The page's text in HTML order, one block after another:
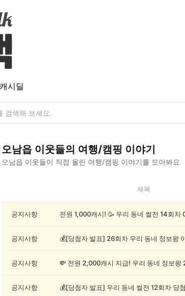
캐시딜
오남읍 이웃들의 여행/캠핑 이야기
오남읍 이웃들이 직접 올린 여행/캠핑 이야기를 모아봐요
읍
제목
공지사항
공지사항
공지사항
공지사항